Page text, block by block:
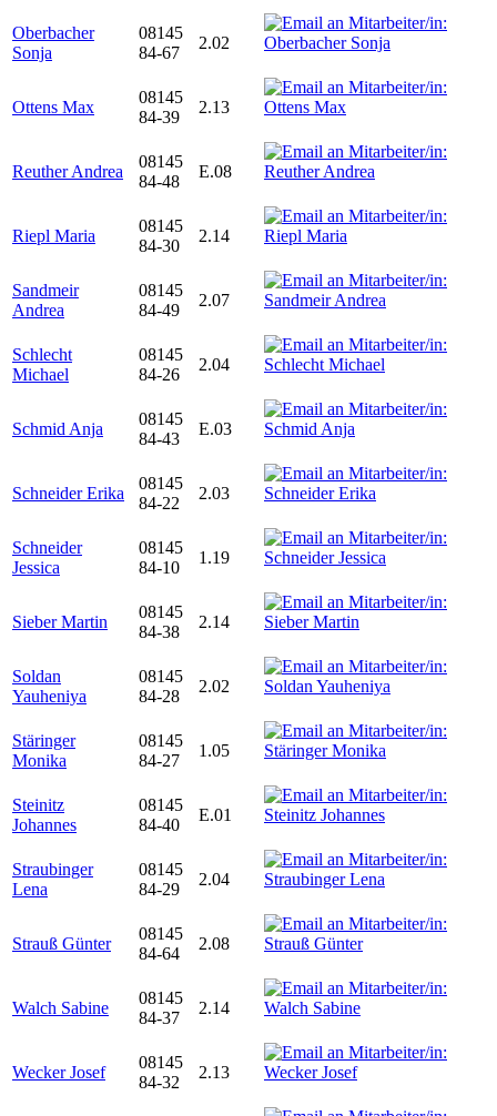
Oberbacher
Sonja
08145
84-67
2.02
Ottens Max
08145
84-39
2.13
Reuther Andrea
08145
84-48
E.08
Riepl Maria
08145
84-30
2.14
Sandmeir
Andrea
08145
84-49
2.07
Schlecht
Michael
08145
84-26
2.04
Schmid Anja
08145
84-43
E.03
Schneider Erika
08145
84-22
2.03
Schneider
Jessica
08145
84-10
1.19
Sieber Martin
08145
84-38
2.14
Soldan
Yauheniya
08145
84-28
2.02
Stäringer
Monika
08145
84-27
1.05
Steinitz
Johannes
08145
84-40
E.01
Straubinger
Lena
08145
84-29
2.04
Strauß Günter
08145
84-64
2.08
Walch Sabine
08145
84-37
2.14
Wecker Josef
08145
84-32
2.13